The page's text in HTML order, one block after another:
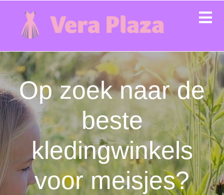
Op zoek naar de
beste
kledingwinkels
voor meisjes?